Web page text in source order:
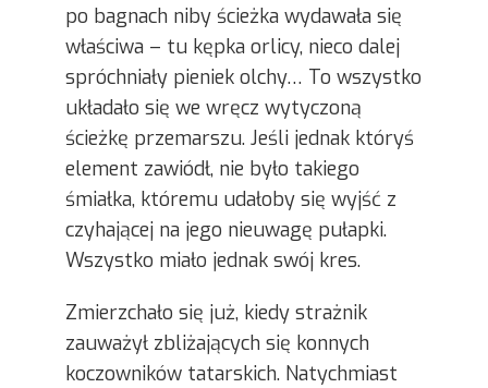
po bagnach niby ścieżka wydawała się
właściwa – tu kępka orlicy, nieco dalej
spróchniały pieniek olchy… To wszystko
układało się we wręcz wytyczoną
ścieżkę przemarszu. Jeśli jednak któryś
element zawiódł, nie było takiego
śmiałka, któremu udałoby się wyjść z
czyhającej na jego nieuwagę pułapki.
Wszystko miało jednak swój kres.
Zmierzchało się już, kiedy strażnik
zauważył zbliżających się konnych
koczowników tatarskich. Natychmiast